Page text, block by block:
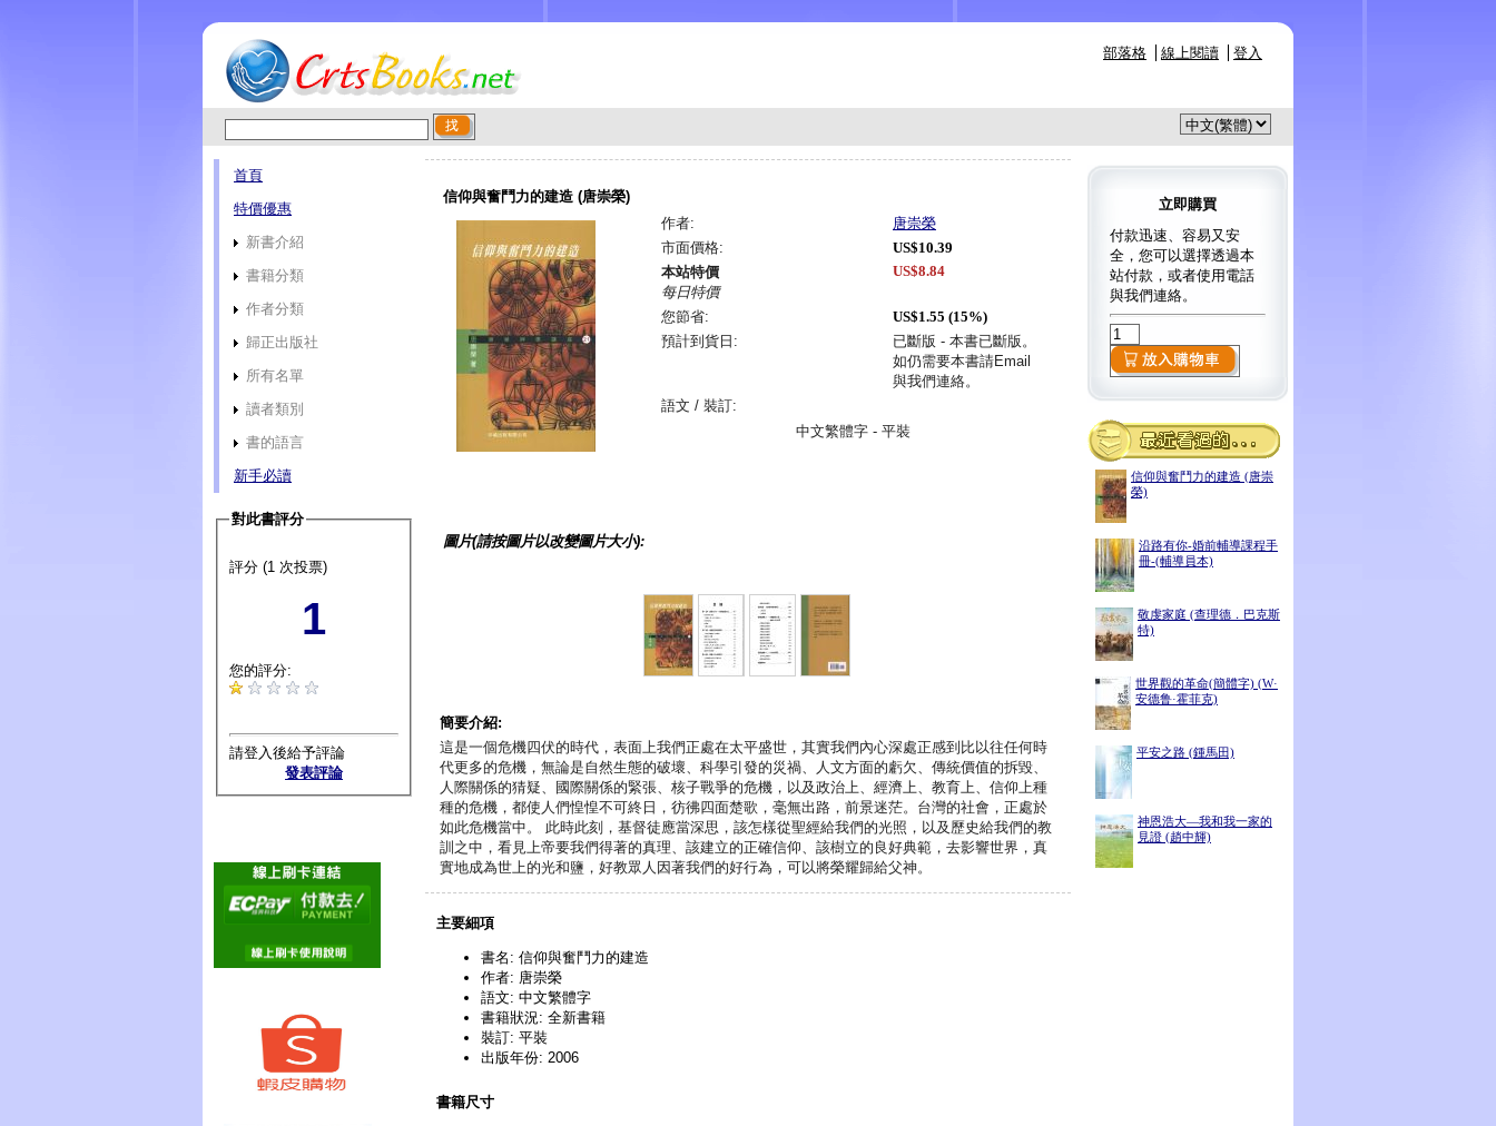
部落格 線上閱讀 登入
首頁
特價優惠
新書介紹
書籍分類
作者分類
歸正出版社
所有名單
讀者類別
書的語言
新手必讀
對此書評分
評分 (1 次投票)
1
您的評分:
請登入後給予評論
發表評論
立即購買
付款迅速、容易又安
全，您可以選擇透過本
站付款，或者使用電話
與我們連絡。
信仰與奮鬥力的建造 (唐崇
榮)
沿路有你-婚前輔導課程手
冊-(輔導員本)
敬虔家庭 (查理德．巴克斯
特)
世界觀的革命(簡體字) (W·
安德鲁·霍菲克)
平安之路 (鍾馬田)
神恩浩大―我和我一家的
見證 (趙中輝)
信仰與奮鬥力的建造 (唐崇榮)
作者:
唐崇榮
市面價格:
US$10.39
本站特價
每日特價
US$8.84
您節省:
US$1.55 (15%)
預計到貨日:
已斷版 - 本書已斷版。
如仍需要本書請Email
與我們連絡。
語文 / 裝訂:
中文繁體字 - 平裝
圖片(請按圖片以改變圖片大小):
簡要介紹:
這是一個危機四伏的時代，表面上我們正處在太平盛世，其實我們內心深處正感到比以往任何時
代更多的危機，無論是自然生態的破壞、科學引發的災禍、人文方面的虧欠、傳統價值的拆毀、
人際關係的猜疑、國際關係的緊張、核子戰爭的危機，以及政治上、經濟上、教育上、信仰上種
種的危機，都使人們惶惶不可終日，彷彿四面楚歌，毫無出路，前景迷茫。台灣的社會，正處於
如此危機當中。 此時此刻，基督徒應當深思，該怎樣從聖經給我們的光照，以及歷史給我們的教
訓之中，看見上帝要我們得著的真理、該建立的正確信仰、該樹立的良好典範，去影響世界，真
實地成為世上的光和鹽，好教眾人因著我們的好行為，可以將榮耀歸給父神。
主要細項
書名: 信仰與奮鬥力的建造
作者: 唐崇榮
語文: 中文繁體字
書籍狀況: 全新書籍
裝訂: 平裝
出版年份: 2006
書籍尺寸